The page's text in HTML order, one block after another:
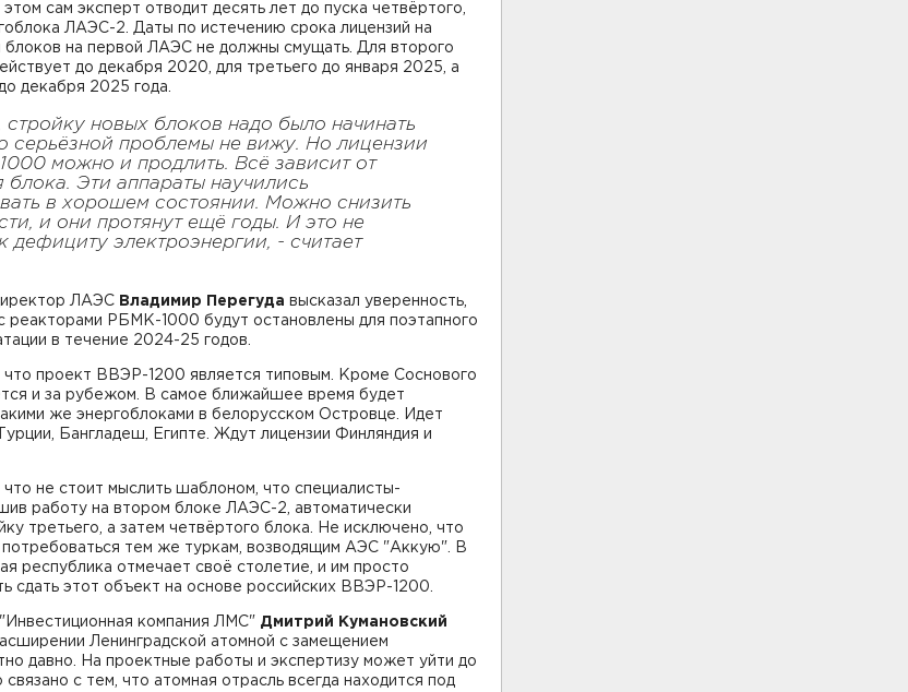
сам эксперт отводит десять лет до пуска четвёртого,
ЛАЭС-2. Даты по истечению срока лицензий на
блоков на первой ЛАЭС не должны смущать. Для второго
до декабря 2020, для третьего до января 2025, а
декабря 2025 года.
стройку новых блоков надо было начинать
серьёзной проблемы не вижу. Но лицензии
можно и продлить. Всё зависит от
блока. Эти аппараты научились
в хорошем состоянии. Можно снизить
и они протянут ещё годы. И это не
дефициту электроэнергии, - считает
ЛАЭС Владимир Перегуда высказал уверенность,
реакторами РБМК-1000 будут остановлены для поэтапного
в течение 2024-25 годов.
что проект ВВЭР-1200 является типовым. Кроме Соснового
и за рубежом. В самое ближайшее время будет
же энергоблоками в белорусском Островце. Идет
Бангладеш, Египте. Ждут лицензии Финляндия и
не стоит мыслить шаблоном, что специалисты-
работу на втором блоке ЛАЭС-2, автоматически
третьего, а затем четвёртого блока. Не исключено, что
тем же туркам, возводящим АЭС "Аккую". В
республика отмечает своё столетие, и им просто
сдать этот объект на основе российских ВВЭР-1200.
компания ЛМС" Дмитрий Кумановский
Ленинградской атомной с замещением
давно. На проектные работы и экспертизу может уйти до
с тем, что атомная отрасль всегда находится под